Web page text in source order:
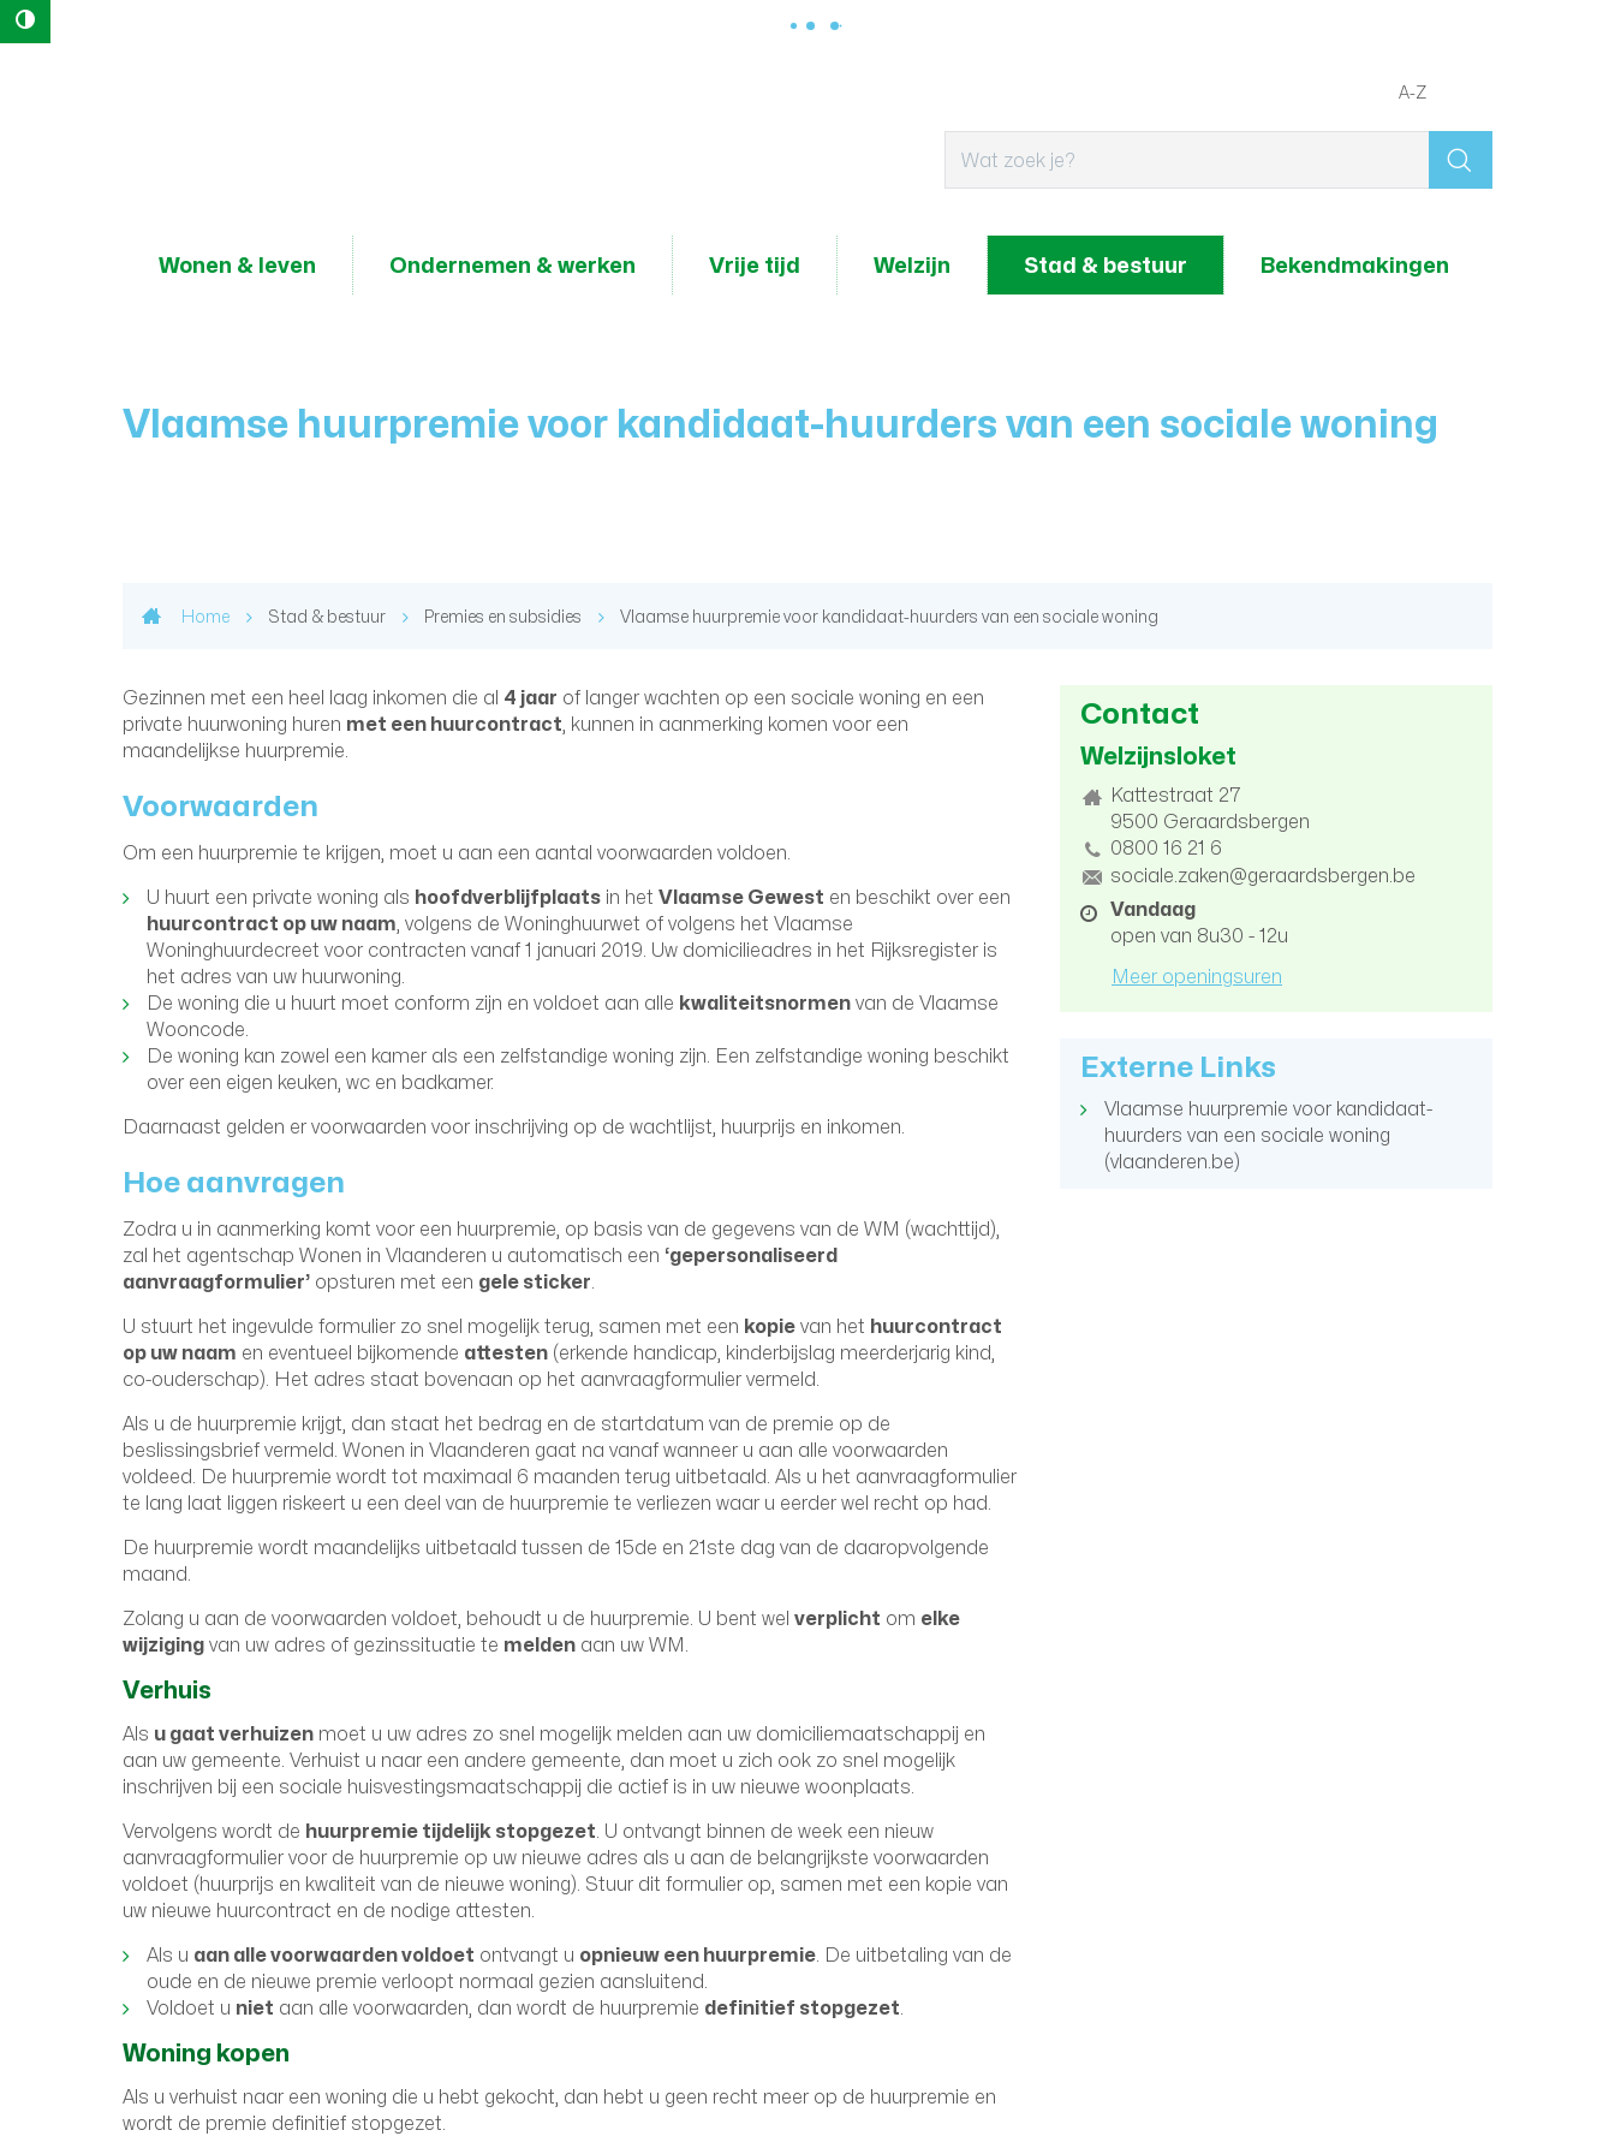
Hoog contrast
Wat
A-Z
Wonen & leven Ondernemen & werken Vrije tijd Welzijn Stad & bestuur Bekendmakingen
Vlaamse huurpremie voor kandidaat-huurders van een sociale woning
Home Stad & bestuur Premies en subsidies Vlaamse huurpremie voor kandidaat-huurders van een sociale woning
Gezinnen met een heel laag inkomen die al 4 jaar of langer wachten op een sociale woning en een
private huurwoning huren met een huurcontract, kunnen in aanmerking komen voor een
maandelijkse huurpremie.
Voorwaarden
Om een huurpremie te krijgen, moet u aan een aantal voorwaarden voldoen.
U huurt een private woning als hoofdverblijfplaats in het Vlaamse Gewest en beschikt over een
huurcontract op uw naam, volgens de Woninghuurwet of volgens het Vlaamse
Woninghuurdecreet voor contracten vanaf 1 januari 2019. Uw domicilieadres in het Rijksregister is
het adres van uw huurwoning.
De woning die u huurt moet conform zijn en voldoet aan alle kwaliteitsnormen van de Vlaamse
Wooncode.
De woning kan zowel een kamer als een zelfstandige woning zijn. Een zelfstandige woning beschikt
over een eigen keuken, wc en badkamer.
Daarnaast gelden er voorwaarden voor inschrijving op de wachtlijst, huurprijs en inkomen.
Hoe aanvragen
Zodra u in aanmerking komt voor een huurpremie, op basis van de gegevens van de WM (wachttijd),
zal het agentschap Wonen in Vlaanderen u automatisch een ‘gepersonaliseerd
aanvraagformulier’ opsturen met een gele sticker.
U stuurt het ingevulde formulier zo snel mogelijk terug, samen met een kopie van het huurcontract
op uw naam en eventueel bijkomende attesten (erkende handicap, kinderbijslag meerderjarig kind,
co-ouderschap). Het adres staat bovenaan op het aanvraagformulier vermeld.
Als u de huurpremie krijgt, dan staat het bedrag en de startdatum van de premie op de
beslissingsbrief vermeld. Wonen in Vlaanderen gaat na vanaf wanneer u aan alle voorwaarden
voldeed. De huurpremie wordt tot maximaal 6 maanden terug uitbetaald. Als u het aanvraagformulier
te lang laat liggen riskeert u een deel van de huurpremie te verliezen waar u eerder wel recht op had.
De huurpremie wordt maandelijks uitbetaald tussen de 15de en 21ste dag van de daaropvolgende
maand.
Zolang u aan de voorwaarden voldoet, behoudt u de huurpremie. U bent wel verplicht om elke
wijziging van uw adres of gezinssituatie te melden aan uw WM.
Verhuis
Als u gaat verhuizen moet u uw adres zo snel mogelijk melden aan uw domiciliemaatschappij en
aan uw gemeente. Verhuist u naar een andere gemeente, dan moet u zich ook zo snel mogelijk
inschrijven bij een sociale huisvestingsmaatschappij die actief is in uw nieuwe woonplaats.
Vervolgens wordt de huurpremie tijdelijk stopgezet. U ontvangt binnen de week een nieuw
aanvraagformulier voor de huurpremie op uw nieuwe adres als u aan de belangrijkste voorwaarden
voldoet (huurprijs en kwaliteit van de nieuwe woning). Stuur dit formulier op, samen met een kopie van
uw nieuwe huurcontract en de nodige attesten.
Als u aan alle voorwaarden voldoet ontvangt u opnieuw een huurpremie. De uitbetaling van de
oude en de nieuwe premie verloopt normaal gezien aansluitend.
Voldoet u niet aan alle voorwaarden, dan wordt de huurpremie definitief stopgezet.
Woning kopen
Als u verhuist naar een woning die u hebt gekocht, dan hebt u geen recht meer op de huurpremie en
wordt de premie definitief stopgezet.
Contact
Welzijnsloket
AdresKattestraat 27
9500 Geraardsbergen
tel. 0800 16 21 6
E-
mail
sociale.zaken@geraardsbergen.be
Openingsuren
Vandaag
open van 8u30 - 12u
Meer openingsuren
Externe Links
Vlaamse huurpremie voor kandidaat-
huurders van een sociale woning
(vlaanderen.be)